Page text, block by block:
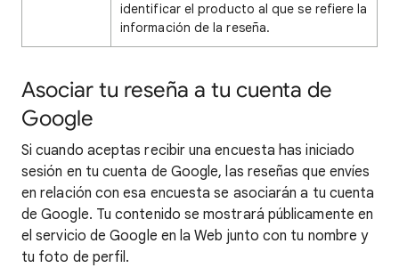
identificar el producto al que se refiere la
información de la reseña.
Asociar tu reseña a tu cuenta de
Google
Si cuando aceptas recibir una encuesta has iniciado
sesión en tu cuenta de Google, las reseñas que envíes
en relación con esa encuesta se asociarán a tu cuenta
de Google. Tu contenido se mostrará públicamente en
el servicio de Google en la Web junto con tu nombre y
tu foto de perfil.